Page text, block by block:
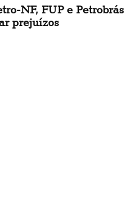
NF, FUP e Petrobrás
prejuízos